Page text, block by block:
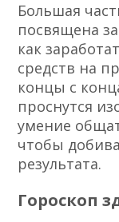
Большая
посвящена
как
средств на
концы с
проснутся
умение
чтобы
результата.
Гороскоп